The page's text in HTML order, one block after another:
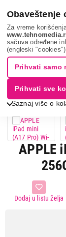
Obaveštenje
Za vreme
sačuva određene
(engleski "cookies").
Saznaj više o
Prihvati samo
Prihvati sve
Mobilni
Apple ipad mini...
APPLE
Dodaj u listu želja